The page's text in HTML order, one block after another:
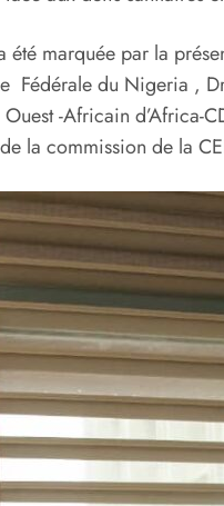
été marquée par la
Fédérale du Nigeria ,
-Africain d’Africa-
la commission de la